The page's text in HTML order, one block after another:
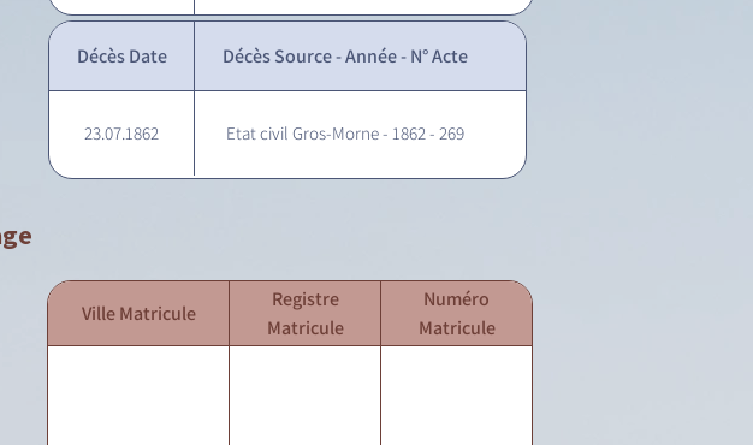
Décès Date Décès Source - Année - N° Acte
23.07.1862 Etat civil Gros-Morne - 1862 - 269
Ville Matricule
Registre
Matricule
Numéro
Matricule